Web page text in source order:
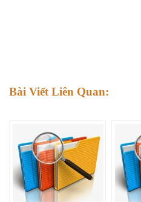
Bài Viết Liên Quan: